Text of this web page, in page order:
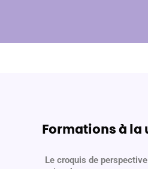
Formations à la
Le croquis de